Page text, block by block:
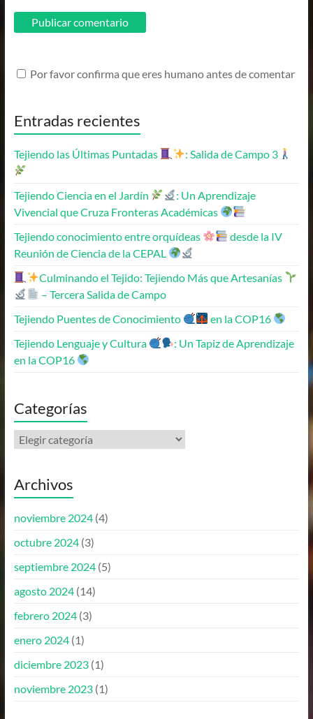
Por favor confirma que eres humano antes de comentar
Entradas recientes
Tejiendo las Últimas Puntadas : Salida de Campo 3
Tejiendo Ciencia en el Jardín
: Un Aprendizaje
Vivencial que Cruza Fronteras Académicas
Tejiendo conocimiento entre orquídeas
desde la IV
Reunión de Ciencia de la CEPAL
Culminando el Tejido: Tejiendo Más que Artesanías
– Tercera Salida de Campo
Tejiendo Puentes de Conocimiento
en la COP16
Tejiendo Lenguaje y Cultura
: Un Tapiz de Aprendizaje
en la COP16
Categorías
Archivos
noviembre 2024(4)
octubre 2024(3)
septiembre 2024(5)
agosto 2024(14)
febrero 2024(3)
enero 2024(1)
diciembre 2023(1)
noviembre 2023(1)